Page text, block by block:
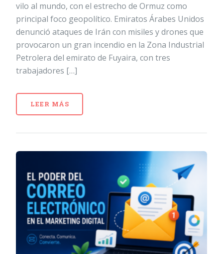
vilo al mundo, con el estrecho de Ormuz como
principal foco geopolítico. Emiratos Árabes Unidos
denunció ataques de Irán con misiles y drones que
provocaron un gran incendio en la Zona Industrial
Petrolera del emirato de Fuyaira, con tres
trabajadores […]
LEER MÁS